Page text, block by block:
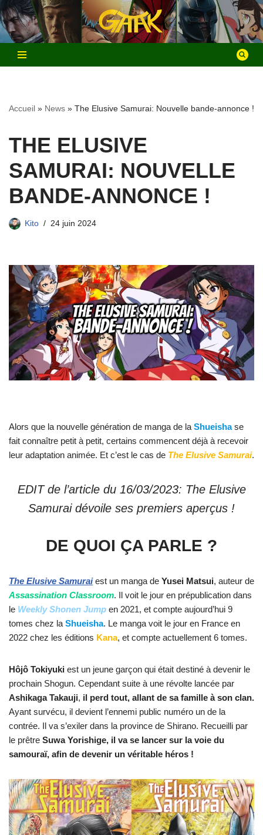
Aller
au
contenu
Accueil » News » The Elusive Samurai: Nouvelle bande-annonce !
THE ELUSIVE
SAMURAI: NOUVELLE
BANDE-ANNONCE !
Kito 24 juin 2024
Alors que la nouvelle génération de manga de laShueishase
fait connaître petit à petit, certains commencent déjà à recevoir
leur adaptation animée. Et c’est le cas de The Elusive Samurai.
EDIT de l’article du 16/03/2023: The Elusive
Samurai dévoile ses premiers aperçus !
DE QUOI ÇA PARLE ?
The Elusive Samuraiest un manga de Yusei Matsui, auteur de
Assassination Classroom. Il voit le jour en prépublication dans
le Weekly Shonen Jump en 2021, et compte aujourd’hui 9
tomes chez laShueisha. Le manga voit le jour en France en
2022 chez les éditions Kana, et compte actuellement 6 tomes.
Hôjô Tokiyuki est un jeune garçon qui était destiné à devenir le
prochain Shogun. Cependant suite à une révolte lancée par
Ashikaga Takauji, il perd tout, allant de sa famille à son clan.
Ayant survécu, il devient l’ennemi public numéro un de la
contrée. Il va s’exiler dans la province de Shirano. Recueilli par
le prêtre Suwa Yorishige, il va se lancer sur la voie du
samouraï, afin de devenir un véritable héros !